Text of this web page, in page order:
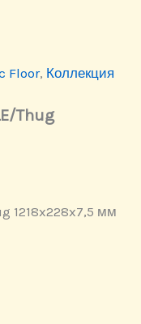
Floor, Коллекция
Thug
1218x228x7,5 мм